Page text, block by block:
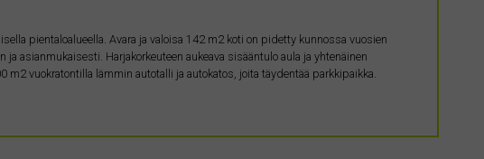
pientaloalueella. Avara ja valoisa 142 m2 koti on pidetty kunnossa vuosien
asianmukaisesti. Harjakorkeuteen aukeava sisääntulo aula ja yhtenäinen
vuokratontilla lämmin autotalli ja autokatos, joita täydentää parkkipaikka.